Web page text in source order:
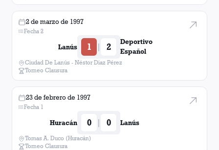
2 de marzo de 1997
Fecha 2
Lanús 1 | 2
Deportivo
Español
Ciudad De Lanús - Néstor Diaz Pérez
Torneo Clausura
23 de febrero de 1997
Fecha 1
Huracán 0 | 0 Lanús
Tomas A. Duco (Huracán)
Torneo Clausura